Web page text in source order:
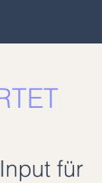
für